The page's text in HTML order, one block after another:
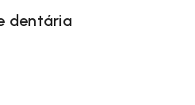
dentária